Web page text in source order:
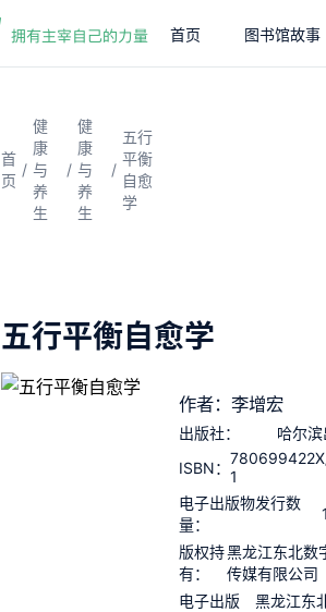
首页 图书馆故事
首
页
/
健
康
与
养
生
/
健
康
与
养
生
/
五行
平衡
自愈
学
五行平衡自愈学
作者：李增宏
出版社：
哈尔
ISBN： 1
电子出版物发行数
量：
版权持
有：
黑龙江东北数
传媒有限公司
电子出版
黑龙江东